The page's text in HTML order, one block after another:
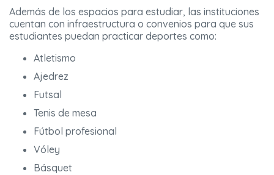
Además de los espacios para estudiar, las instituciones
cuentan con infraestructura o convenios para que sus
estudiantes puedan practicar deportes como:
Atletismo
Ajedrez
Futsal
Tenis de mesa
Fútbol profesional
Vóley
Básquet